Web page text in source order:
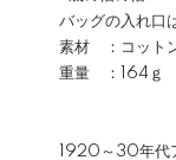
バッグの入れ
素材 ：コット
重量 ：164ｇ
1920～30年代